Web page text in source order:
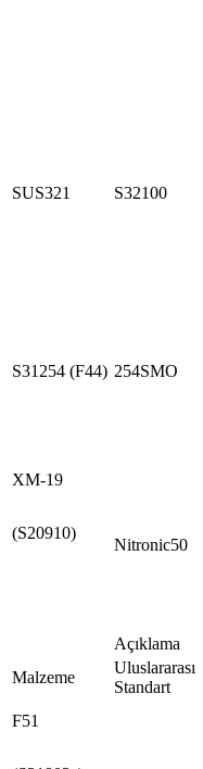
SUS321 S32100
S31254 (F44) 254SMO
XM-19
Nitronic50
(S20910)
Açıklama
Malzeme
Uluslararası
Standart
F51